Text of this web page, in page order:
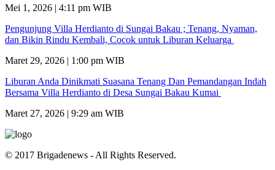
Mei 1, 2026 | 4:11 pm WIB
Pengunjung Villa Herdianto di Sungai Bakau ; Tenang, Nyaman,
dan Bikin Rindu Kembali, Cocok untuk Liburan Keluarga
Maret 29, 2026 | 1:00 pm WIB
Liburan Anda Dinikmati Suasana Tenang Dan Pemandangan Indah
Bersama Villa Herdianto di Desa Sungai Bakau Kumai
Maret 27, 2026 | 9:29 am WIB
© 2017 Brigadenews - All Rights Reserved.